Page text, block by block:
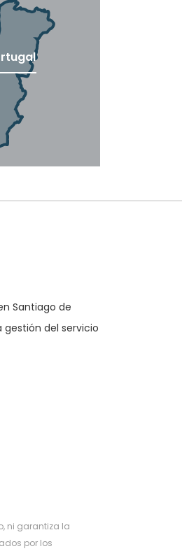
Santiago de
del servicio
ni garantiza la
por los